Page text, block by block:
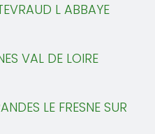
L ABBAYE
VAL DE LOIRE
LE FRESNE SUR